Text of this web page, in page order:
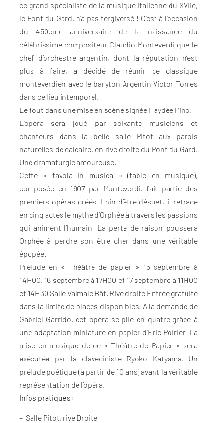
ce grand spécialiste de la musique italienne du XVIIe,
le Pont du Gard, n’a pas tergiversé ! C’est à l’occasion
du 450ème anniversaire de la naissance du
célébrissime compositeur Claudio Monteverdi que le
chef d’orchestre argentin, dont la réputation n’est
plus à faire, a décidé de réunir ce classique
monteverdien avec le baryton Argentin Victor Torres
dans ce lieu intemporel.
Le tout dans une mise en scène signée Haydée Pino.
L’opéra sera joué par soixante musiciens et
chanteurs dans la belle salle Pitot aux parois
naturelles de calcaire, en rive droite du Pont du Gard.
Une dramaturgie amoureuse.
Cette « favola in musica » (fable en musique),
composée en 1607 par Monteverdi, fait partie des
premiers opéras créés. Loin d’être désuet, il retrace
en cinq actes le mythe d’Orphée à travers les passions
qui animent l’humain. La perte de raison poussera
Orphée à perdre son être cher dans une véritable
épopée.
Prélude en « Théâtre de papier » 15 septembre à
14H00, 16 septembre à 17H00 et 17 septembre à 11H00
et 14H30 Salle Valmale Bât. Rive droite Entrée gratuite
dans la limite de places disponibles. A la demande de
Gabriel Garrido, cet opéra se plie en quatre grâce à
une adaptation miniature en papier d’Eric Poirier. La
mise en musique de ce « Théâtre de Papier » sera
exécutée par la claveciniste Ryoko Katyama. Un
prélude poétique (à partir de 10 ans) avant la véritable
représentation de l’opéra.
Infos pratiques:
– Salle Pitot, rive Droite